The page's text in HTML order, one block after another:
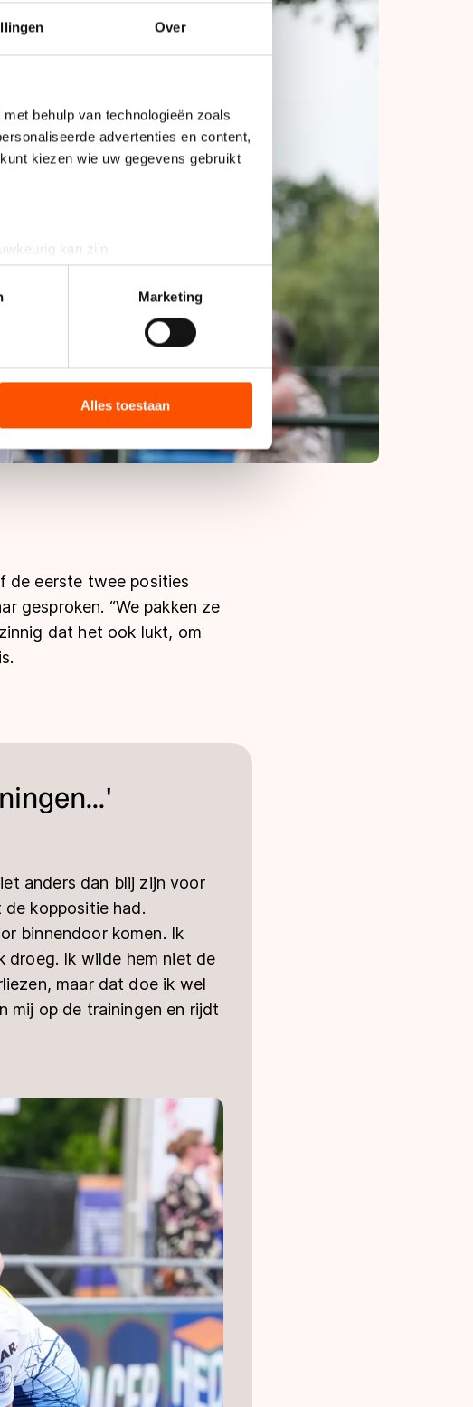
Over
behulp van technologieën zoals
advertenties en content,
kiezen wie uw gegevens gebruikt
kan zijn
(fingerprinting)
in het
detailgedeeltein. U kunt uw
social media, advertenties en
of die zij hebben verzameld via
EU, zoals de VS, waar mogelijk geen
stemt u in met deze overdracht.
Marketing
Alles toestaan
de eerste twee posities
gesproken. “We pakken ze
dat het ook lukt, om
anders dan blij zijn voor
koppositie had.
binnendoor komen. Ik
droeg. Ik wilde hem niet de
maar dat doe ik wel
mij op de trainingen en rijdt